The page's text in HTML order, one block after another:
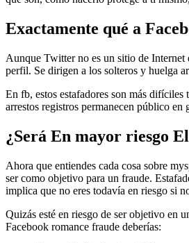
Exactamente qué a
Aunque Twitter no es un sitio de Internet
perfil. Se dirigen a los solteros y huelga
En fb, estos estafadores son más
arrestos registros permanecen público
¿Será En mayor riesgo
Ahora que entiendes cada cosa sobre
ser como objetivo para un fraude.
implica que no eres todavía en riesgo si
Quizás esté en riesgo de ser objetivo en
Facebook romance fraude deberías: